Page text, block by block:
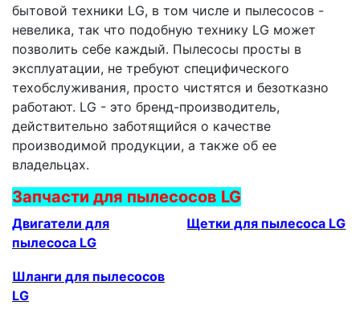
бытовой техники LG, в том числе и пылесосов -
невелика, так что подобную технику LG может
позволить себе каждый. Пылесосы просты в
эксплуатации, не требуют специфического
техобслуживания, просто чистятся и безотказно
работают. LG - это бренд-производитель,
действительно заботящийся о качестве
производимой продукции, а также об ее
владельцах.
Запчасти для пылесосов LG
Двигатели для
пылесоса LG
Щетки для пылесоса LG
Шланги для пылесосов
LG